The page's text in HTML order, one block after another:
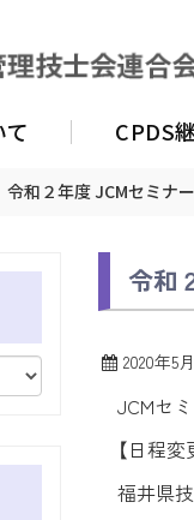
CPDS
令和２年度 JCMセミナ
令和
2020年5
JCMセ
【日程変
福井